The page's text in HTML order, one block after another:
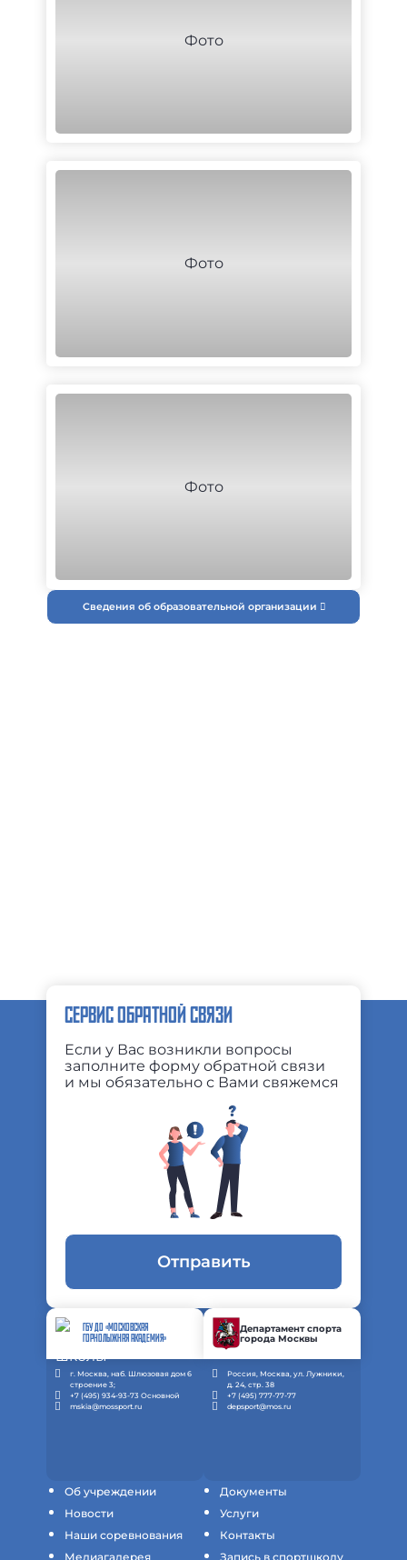
Сведения об образовательной организации
Об учреждении
Новости
Наши соревнования
Медиагалерея
Документы
Услуги
Контакты
Запись в спортшколу
СЕРВИС ОБРАТНОЙ СВЯЗИ
Если у Вас возникли вопросы
заполните форму обратной связи
и мы обязательно с Вами свяжемся
Отправить
ГБУ ДО «МОСКОВСКАЯ
ГОРНОЛЫЖНАЯ АКАДЕМИЯ»
г. Москва, наб. Шлюзовая дом 6
строение 3;
+7 (495) 934-93-73 Основной
mskia@mossport.ru
Департамент спорта
города Москвы
Россия, Москва, ул. Лужники,
д. 24, стр. 38
+7 (495) 777-77-77
depsport@mos.ru